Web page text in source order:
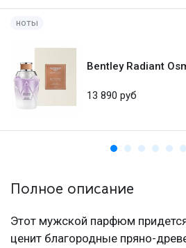
ноты
Bentley Radiant
13 890 руб
Полное описание
Этот мужской парфюм
ценит благородные пряно-